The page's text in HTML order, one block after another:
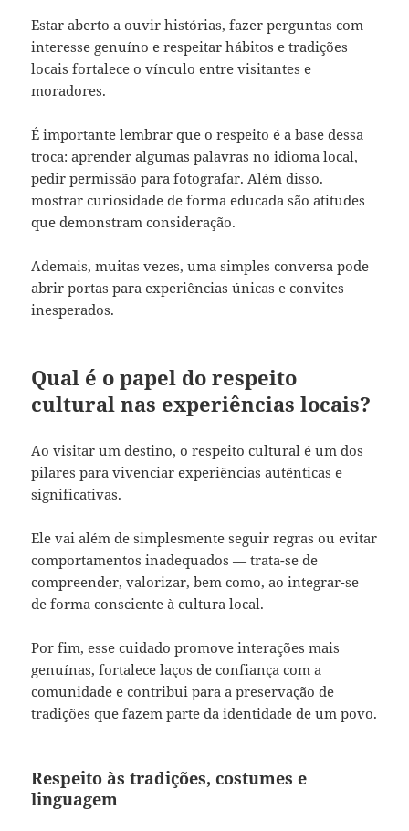
Estar aberto a ouvir histórias, fazer perguntas com
interesse genuíno e respeitar hábitos e tradições
locais fortalece o vínculo entre visitantes e
moradores.
É importante lembrar que o respeito é a base dessa
troca: aprender algumas palavras no idioma local,
pedir permissão para fotografar. Além disso.
mostrar curiosidade de forma educada são atitudes
que demonstram consideração.
Ademais, muitas vezes, uma simples conversa pode
abrir portas para experiências únicas e convites
inesperados.
Qual é o papel do respeito
cultural nas experiências locais?
Ao visitar um destino, o respeito cultural é um dos
pilares para vivenciar experiências autênticas e
significativas.
Ele vai além de simplesmente seguir regras ou evitar
comportamentos inadequados — trata-se de
compreender, valorizar, bem como, ao integrar-se
de forma consciente à cultura local.
Por fim, esse cuidado promove interações mais
genuínas, fortalece laços de confiança com a
comunidade e contribui para a preservação de
tradições que fazem parte da identidade de um povo.
Respeito às tradições, costumes e
linguagem